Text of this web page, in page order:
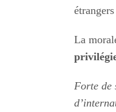
La
Forte de